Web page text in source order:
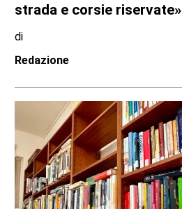
strada e corsie riservate»
di
Redazione